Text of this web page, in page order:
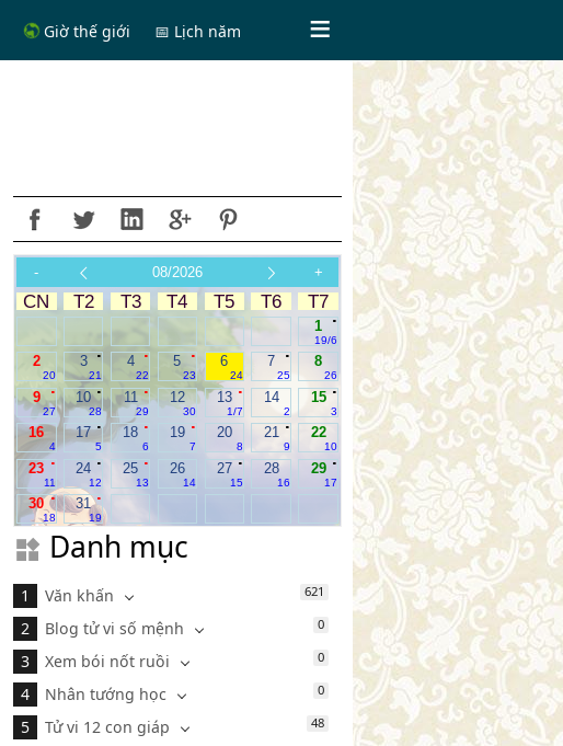
Giờ thế giới 📅 Lịch năm
- 08/2026 +
CN T2 T3 T4 T5 T6 T7
.
1
19/6
2
20
.
3
21
.
4
22
.
5
23
6
24
.
7
25
8
26
.
9
27
.
10
28
.
11
29
12
30
.
13
1/7
14
2
.
15
3
16
4
.
17
5
.
18
6
.
19
7
20
8
.
21
9
22
10
.
23
11
.
24
12
.
25
13
26
14
.
27
15
28
16
.
29
17
.
30
18
.
31
19
Danh mục
Văn khấn 621
Blog tử vi số mệnh 0
Xem bói nốt ruồi 0
Nhân tướng học 0
Tử vi 12 con giáp 48